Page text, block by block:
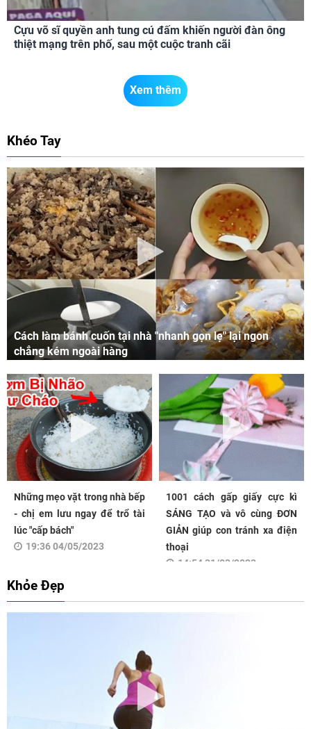
Cựu võ sĩ quyền anh tung cú đấm khiến người đàn ông
thiệt mạng trên phố, sau một cuộc tranh cãi
Xem thêm
Khéo Tay
Cách làm bánh cuốn tại nhà "nhanh gọn lẹ" lại ngon
chẳng kém ngoài hàng
Những mẹo vặt trong nhà bếp
- chị em lưu ngay để trổ tài
lúc "cấp bách"
19:36 04/05/2023
1001 cách gấp giấy cực kì
SÁNG TẠO và vô cùng ĐƠN
GIẢN giúp con tránh xa điện
thoại
14:54 31/03/2023
Khỏe Đẹp